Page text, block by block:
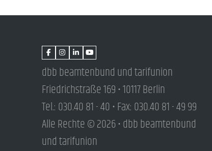
dbb beamtenbund und tarifunion
Friedrichstraße 169 • 10117 Berlin
Tel.: 030.40 81 - 40 • Fax: 030.40 81 - 49 99
Alle Rechte © 2026 • dbb beamtenbund
und tarifunion